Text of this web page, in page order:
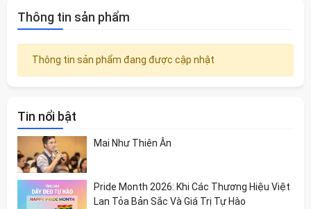
Thông tin sản phẩm
Thông tin sản phẩm đang được cập nhật
Tin nổi bật
Mai Như Thiên Ân
Pride Month 2026: Khi Các Thương Hiệu Việt
Lan Tỏa Bản Sắc Và Giá Trị Tự Hào